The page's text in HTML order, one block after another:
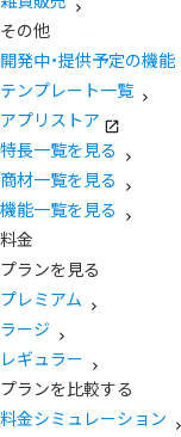
その他
開発中・提供予定の機能
テンプレート一覧
アプリストア
特長一覧を見る
商材一覧を見る
機能一覧を見る
料金
プランを見る
プレミアム
ラージ
レギュラー
プランを比較する
料金シミュレーション